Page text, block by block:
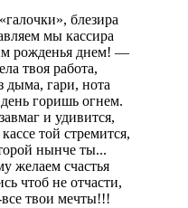
блезира
мы кассира
рожденья днем! —
твоя работа,
дыма, гари, нота
горишь огнем.
и удивится,
той стремится,
нынче ты...
желаем счастья
чтоб не отчасти,
твои мечты!!!